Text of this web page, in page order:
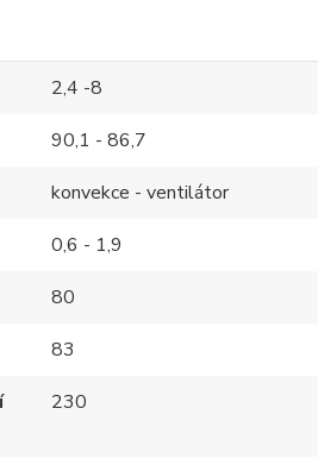
2,4 -8
90,1 - 86,7
konvekce - ventilátor
0,6 - 1,9
80
83
230